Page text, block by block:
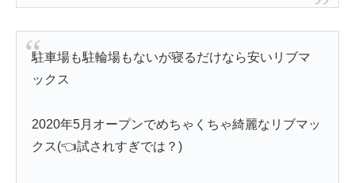
駐車場も駐輪場もないが寝るだけなら安いリブマ
ックス
2020年5月オープンでめちゃくちゃ綺麗なリブマッ
クス(👈試されすぎでは？)